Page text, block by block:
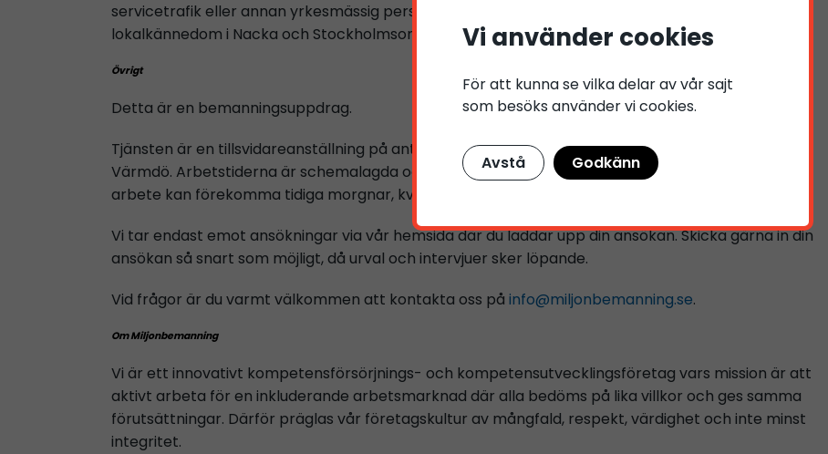
servicetrafik eller annan yrkesmässig persontransport. Det är även meriterande om du har god
lokalkännedom i Nacka och Stockholmsområdet samt om du talar flera språk.
Övrigt
Detta är en bemanningsuppdrag.
Tjänsten är en tillsvidareanställning på antingen deltid eller heltid med placering i Nacka och
Värmdö. Arbetstiderna är schemalagda och kan variera utifrån trafikens behov, vilket innebär att
arbete kan förekomma tidiga morgnar, kvällar och helger.
Vi tar endast emot ansökningar via vår hemsida där du laddar upp din ansökan. Skicka gärna in din
ansökan så snart som möjligt, då urval och intervjuer sker löpande.
Vid frågor är du varmt välkommen att kontakta oss på info@miljonbemanning.se.
Om Miljonbemanning
Vi är ett innovativt kompetensförsörjnings- och kompetensutvecklingsföretag vars mission är att
aktivt arbeta för en inkluderande arbetsmarknad där alla bedöms på lika villkor och ges samma
förutsättningar. Därför präglas vår företagskultur av mångfald, respekt, värdighet och inte minst
integritet.
Vi använder cookies
För att kunna se vilka delar av vår sajt
som besöks använder vi cookies.
Avstå Godkänn